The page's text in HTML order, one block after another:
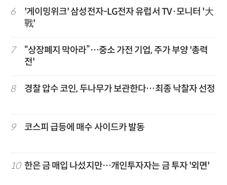
6
'게이밍위크' 삼성전자-LG전자 유럽서 TV·모니터 '大
戰'
7
“상장폐지 막아라”…중소 가전 기업, 주가 부양 '총력
전'
8 경찰 압수 코인, 두나무가 보관한다…최종 낙찰자 선정
9 코스피 급등에 매수 사이드카 발동
10 한은 금 매입 나섰지만…개인투자자는 금 투자 '외면'